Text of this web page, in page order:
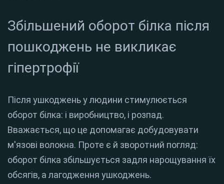
Збільшений оборот білка після
пошкоджень не викликає
гіпертрофії
Після ушкоджень у людини стимулюється
оборот білка: і виробництво, і розпад.
Вважається, що це допомагає добудовувати
м'язові волокна. Проте є й зворотний погляд:
оборот білка збільшується задля нарощування їх
обсягів, а лагодження ушкоджень.